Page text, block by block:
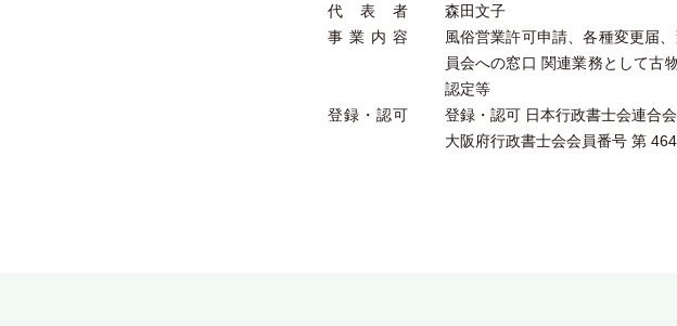
代表者
森田文子
事業内容
風俗営業許可申請、各種変更届
員会への窓口 関連業務として古
認定等
登録・認可
登録・認可 日本行政書士会連合
大阪府行政書士会会員番号 第